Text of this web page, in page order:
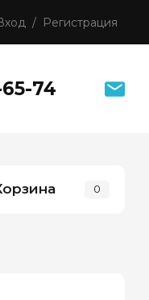
/ Регистрация
74
0